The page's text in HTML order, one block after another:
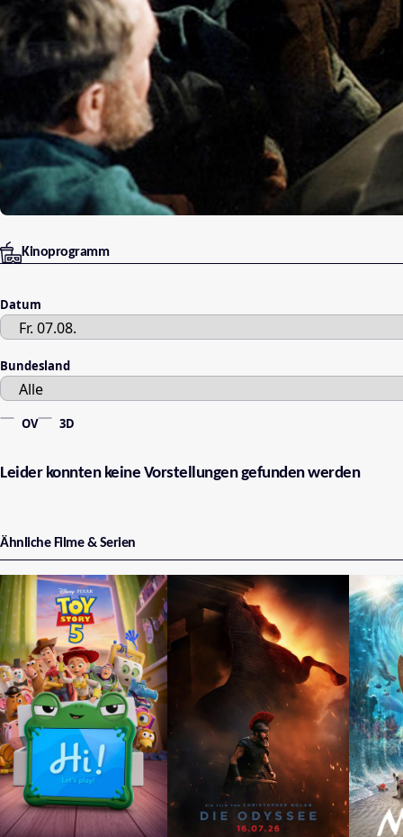
Kinoprogramm
Datum
Bundesland
OV 3D
Leider konnten keine Vorstellungen gefunden werden
Ähnliche Filme & Serien